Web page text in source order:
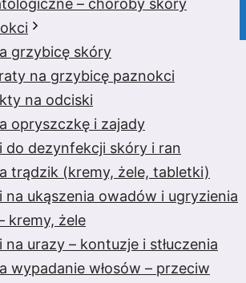
– choroby skóry
grzybicę skóry
na grzybicę paznokci
na odciski
opryszczkę i zajady
do dezynfekcji skóry i ran
trądzik (kremy, żele, tabletki)
na ukąszenia owadów i ugryzienia
kremy, żele
na urazy – kontuzje i stłuczenia
wypadanie włosów – przeciw